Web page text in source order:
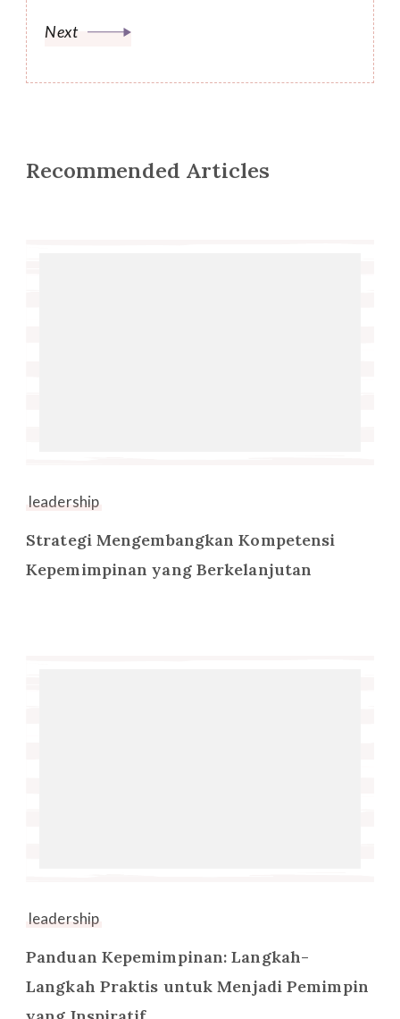
Next
Recommended Articles
leadership
Strategi Mengembangkan Kompetensi
Kepemimpinan yang Berkelanjutan
leadership
Panduan Kepemimpinan: Langkah-
Langkah Praktis untuk Menjadi Pemimpin